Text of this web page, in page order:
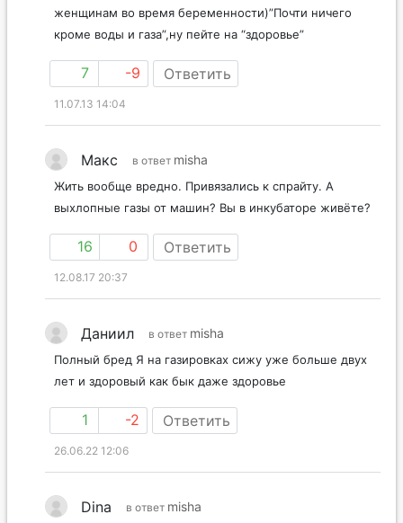
женщинам во время беременности)”Почти ничего
кроме воды и газа”,ну пейте на “здоровье”
7 -9 Ответить
11.07.13 14:04
Макс в ответ misha
Жить вообще вредно. Привязались к спрайту. А
выхлопные газы от машин? Вы в инкубаторе живёте?
16 0 Ответить
12.08.17 20:37
Даниил в ответ misha
Полный бред Я на газировках сижу уже больше двух
лет и здоровый как бык даже здоровье
1 -2 Ответить
26.06.22 12:06
Dina в ответ misha